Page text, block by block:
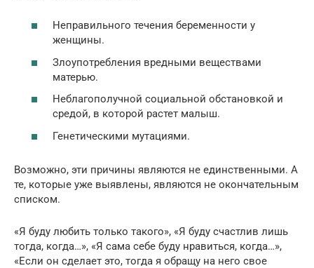
Неправильного течения беременности у
женщины.
Злоупотребления вредными веществами
матерью.
Неблагополучной социальной обстановкой и
средой, в которой растет малыш.
Генетическими мутациями.
Возможно, эти причины являются не единственными. А
те, которые уже выявлены, являются не окончательным
списком.
«Я буду любить только такого», «Я буду счастлив лишь
тогда, когда…», «Я сама себе буду нравиться, когда…»,
«Если он сделает это, тогда я обращу на него свое